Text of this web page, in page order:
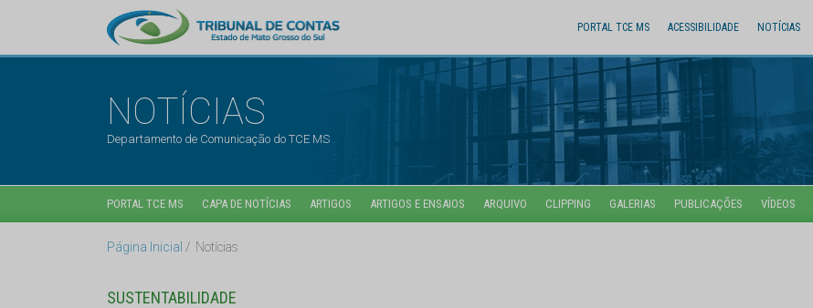
PORTAL TCE MS ACESSIBILIDADE NOTÍCIAS
NOTÍCIAS
Departamento de Comunicação do TCE MS
PORTAL TCE MS CAPA DE NOTÍCIAS ARTIGOS ARTIGOS E ENSAIOS ARQUIVO CLIPPING GALERIAS PUBLICAÇÕES VÍDEOS
Página Inicial Notícias
SUSTENTABILIDADE